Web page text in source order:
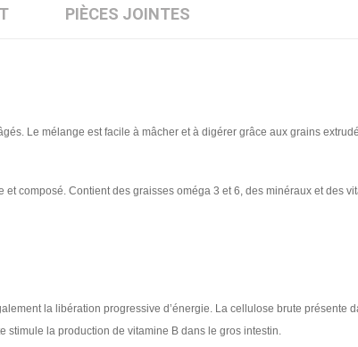
PIÈCES JOINTES
Le mélange est facile à mâcher et à digérer grâce aux grains
composé. Contient des graisses oméga 3 et 6, des minéraux et des
la libération progressive d’énergie. La cellulose brute présente
stimule la production de vitamine B dans le gros intestin.